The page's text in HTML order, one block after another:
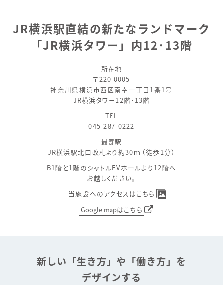
JR横浜駅直結の新たなランドマーク
「JR横浜タワー」内12･13階
所在地
〒220-0005
神奈川県横浜市西区南幸一丁目1番1号
JR横浜タワー12階･13階
TEL
045-287-0222
最寄駅
JR横浜駅北口改札より約30ｍ（徒歩1分）
B1階と1階のシャトルEVホールより12階へ
お越しください。
当施設へのアクセスはこちら
Google mapはこちら
新しい「生き方」や「働き方」を
デザインする